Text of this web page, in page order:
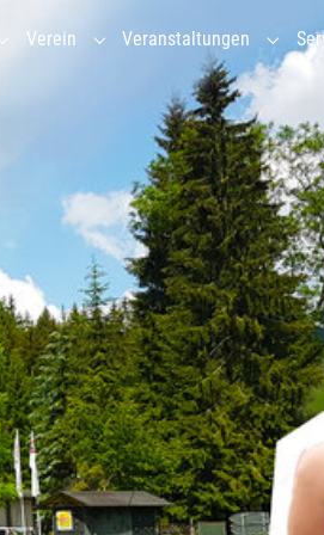
Submenu for "Klettern und
Verein
Submenu for "Verein"
Veranstaltungen